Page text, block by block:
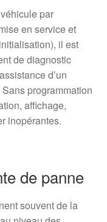
par
en service et
il est
de diagnostic
d’un
programmation
affichage,
inopérantes.
de panne
souvent de la